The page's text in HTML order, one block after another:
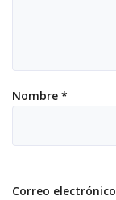
Nombre *
Correo electrónico